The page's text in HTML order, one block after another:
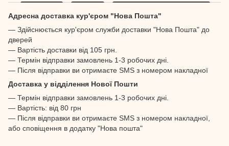
Адресна доставка кур'єром "Нова Пошта"
— Здійснюється кур'єром служби доставки "Нова Пошта" до
дверей
— Вартість доставки від 105 грн.
— Термін відправки замовлень 1-3 робочих дні.
— Після відправки ви отримаєте SMS з номером накладної
Доставка у відділення Нової Пошти
— Термін відправки замовлень 1-3 робочих дні.
— Вартість: від 80 грн
— Після відправки ви отримаєте SMS з номером накладної,
або сповіщення в додатку "Нова пошта"